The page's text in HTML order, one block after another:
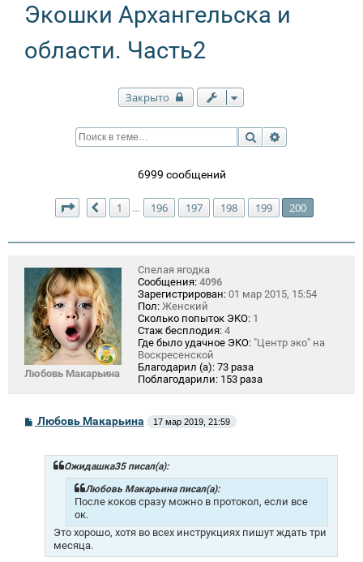
Экошки Архангельска и
области. Часть2
Закрыто
Поиск
6999 сообщений
Страница 200 из200
Пред.
1 … 196 197 198 199 200
Любовь Макарьина
Спелая ягодка
Сообщения: 4096
Зарегистрирован: 01 мар 2015, 15:54
Пол: Женский
Сколько попыток ЭКО: 1
Стаж бесплодия: 4
Где было удачное ЭКО: "Центр эко" на
Воскресенской
Благодарил (а): 73 раза
Поблагодарили: 153 раза
С
Любовь Макарьина 17 мар 2019, 21:59
Ожидашка35 писал(а):
Любовь Макарьина писал(а):
После коков сразу можно в протокол, если все
ок.
Это хорошо, хотя во всех инструкциях пишут ждать три
месяца.